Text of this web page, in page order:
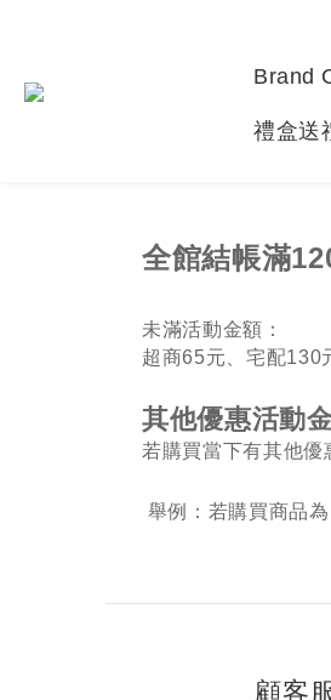
Brand
禮盒送
全館結帳滿
未滿活動金額：
超商65元、宅配130
其他優惠活動
若購買當下有其他優
舉例：若購買商品
顧客